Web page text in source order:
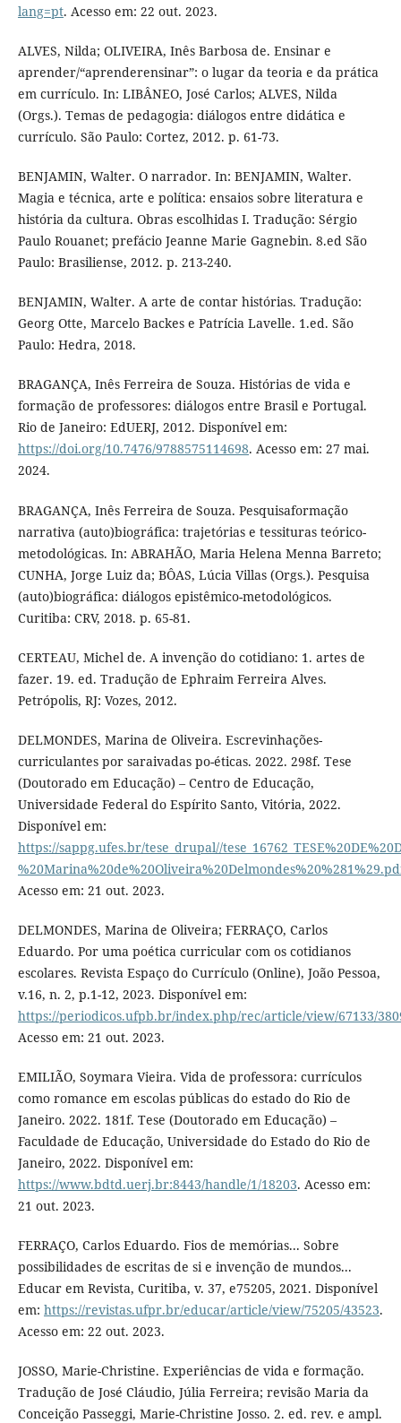
lang=pt. Acesso em: 22 out. 2023.
ALVES, Nilda; OLIVEIRA, Inês Barbosa de. Ensinar e
aprender/“aprenderensinar”: o lugar da teoria e da prática
em currículo. In: LIBÂNEO, José Carlos; ALVES, Nilda
(Orgs.). Temas de pedagogia: diálogos entre didática e
currículo. São Paulo: Cortez, 2012. p. 61-73.
BENJAMIN, Walter. O narrador. In: BENJAMIN, Walter.
Magia e técnica, arte e política: ensaios sobre literatura e
história da cultura. Obras escolhidas I. Tradução: Sérgio
Paulo Rouanet; prefácio Jeanne Marie Gagnebin. 8.ed São
Paulo: Brasiliense, 2012. p. 213-240.
BENJAMIN, Walter. A arte de contar histórias. Tradução:
Georg Otte, Marcelo Backes e Patrícia Lavelle. 1.ed. São
Paulo: Hedra, 2018.
BRAGANÇA, Inês Ferreira de Souza. Histórias de vida e
formação de professores: diálogos entre Brasil e Portugal.
Rio de Janeiro: EdUERJ, 2012. Disponível em:
https://doi.org/10.7476/9788575114698. Acesso em: 27 mai.
2024.
BRAGANÇA, Inês Ferreira de Souza. Pesquisaformação
narrativa (auto)biográfica: trajetórias e tessituras teórico-
metodológicas. In: ABRAHÃO, Maria Helena Menna Barreto;
CUNHA, Jorge Luiz da; BÔAS, Lúcia Villas (Orgs.). Pesquisa
(auto)biográfica: diálogos epistêmico-metodológicos.
Curitiba: CRV, 2018. p. 65-81.
CERTEAU, Michel de. A invenção do cotidiano: 1. artes de
fazer. 19. ed. Tradução de Ephraim Ferreira Alves.
Petrópolis, RJ: Vozes, 2012.
DELMONDES, Marina de Oliveira. Escrevinhações-
curriculantes por saraivadas po-éticas. 2022. 298f. Tese
(Doutorado em Educação) – Centro de Educação,
Universidade Federal do Espírito Santo, Vitória, 2022.
Disponível em:
https://sappg.ufes.br/tese_drupal//
Acesso em: 21 out. 2023.
DELMONDES, Marina de Oliveira; FERRAÇO, Carlos
Eduardo. Por uma poética curricular com os cotidianos
escolares. Revista Espaço do Currículo (Online), João Pessoa,
v.16, n. 2, p.1-12, 2023. Disponível em:
https://periodicos.ufpb.br/index.php/rec/article/view/67133/
Acesso em: 21 out. 2023.
EMILIÃO, Soymara Vieira. Vida de professora: currículos
como romance em escolas públicas do estado do Rio de
Janeiro. 2022. 181f. Tese (Doutorado em Educação) –
Faculdade de Educação, Universidade do Estado do Rio de
Janeiro, 2022. Disponível em:
https://www.bdtd.uerj.br:8443/handle/1/18203. Acesso em:
21 out. 2023.
FERRAÇO, Carlos Eduardo. Fios de memórias... Sobre
possibilidades de escritas de si e invenção de mundos...
Educar em Revista, Curitiba, v. 37, e75205, 2021. Disponível
em: https://revistas.ufpr.br/educar/article/view/75205/43523.
Acesso em: 22 out. 2023.
JOSSO, Marie-Christine. Experiências de vida e formação.
Tradução de José Cláudio, Júlia Ferreira; revisão Maria da
Conceição Passeggi, Marie-Christine Josso. 2. ed. rev. e ampl.